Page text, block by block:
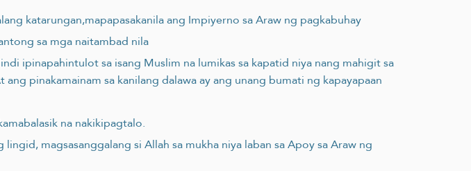
katarungan,mapapasakanila ang Impiyerno sa Araw ng pagkabuhay
sa mga naitambad nila
ipinapahintulot sa isang Muslim na lumikas sa kapatid niya nang mahigit sa
pinakamainam sa kanilang dalawa ay ang unang bumati ng kapayapaan
na nakikipagtalo.
magsasanggalang si Allah sa mukha niya laban sa Apoy sa Araw ng